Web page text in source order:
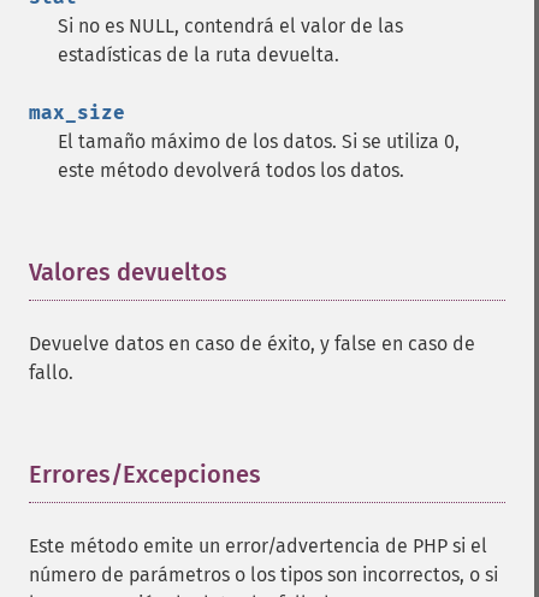
Si no es NULL, contendrá el valor de las
estadísticas de la ruta devuelta.
max_size
El tamaño máximo de los datos. Si se utiliza 0,
este método devolverá todos los datos.
Valores devueltos
Devuelve datos en caso de éxito, y false en caso de
fallo.
Errores/Excepciones
Este método emite un error/advertencia de PHP si el
número de parámetros o los tipos son incorrectos, o si